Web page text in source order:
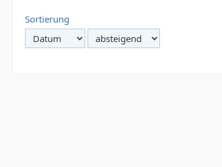
Sortierung